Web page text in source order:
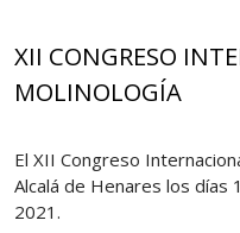
XII CONGRESO
MOLINOLOGÍA
El XII Congreso
Alcalá de Henares los
2021.